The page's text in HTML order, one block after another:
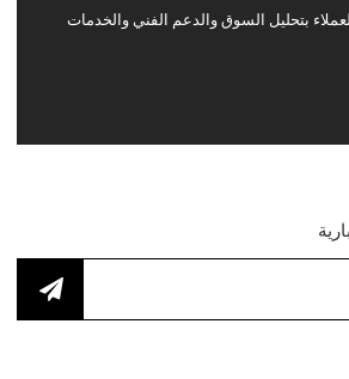
بتحليل السوق والدعم الفني والخدمات